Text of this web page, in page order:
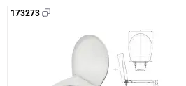
173273